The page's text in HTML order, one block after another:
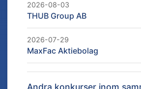
2026-08-03
THUB Group AB
2026-07-29
MaxFac Aktiebolag
Andra konkurser inom